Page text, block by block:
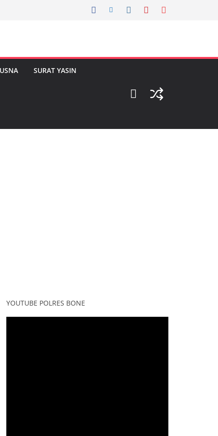
SURAT YASIN
YOUTUBE POLRES BONE